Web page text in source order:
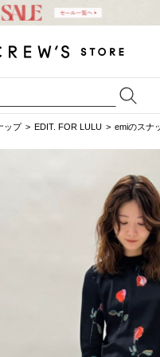
ップ EDIT. FOR LULU emiのスナ